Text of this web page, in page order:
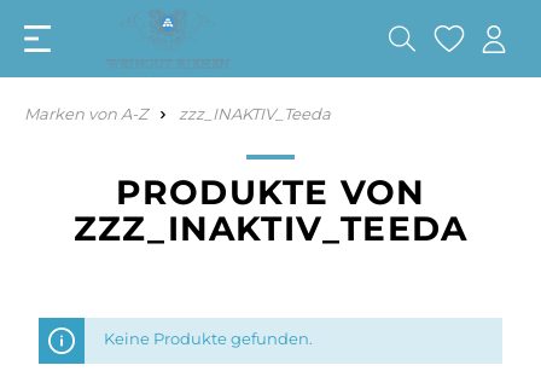
Marken von A-Z zzz_INAKTIV_Teeda
PRODUKTE VON
ZZZ_INAKTIV_TEEDA
Keine Produkte gefunden.